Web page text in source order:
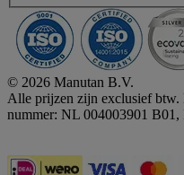
© 2026 Manutan B.V.
Alle prijzen zijn exclusief
nummer: NL 004003901